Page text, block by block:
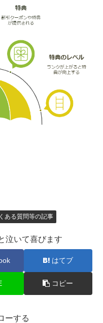
ある質問等の記事
泣いて喜びます
はてブ
コピー
ーする